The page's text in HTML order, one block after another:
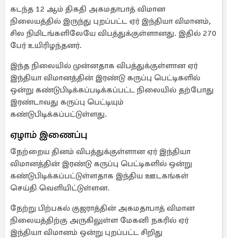
கடந்த 12 ஆம் திகதி அகமதாபாத் விமான
நிலையத்தில் இருந்து புறப்பட்ட ஏர் இந்தியா விமானம்,
சில நிமிடங்களிலேயே விபத்துக்குள்ளானது. இதில் 270
பேர் உயிரிழந்தனர்.
இந்த நிலையில் முன்னதாக விபத்துக்குள்ளான ஏர்
இந்தியா விமானத்தின் இரண்டு கருப்பு பெட்டிகளில்
ஒன்று கண்டுபிடிக்கப்படிக்கப்பட்ட நிலையில் தற்போது
இரண்டாவது கருப்பு பெட்டியும்
கண்டுபிடிக்கப்பட்டுள்ளது.
ஏழாம் இணைப்பு
நேற்றைய தினம் விபத்துக்குள்ளான ஏர் இந்தியா
விமானத்தின் இரண்டு கருப்பு பெட்டிகளில் ஒன்று
கண்டுபிடிக்கப்பட்டுள்ளதாக இந்திய ஊடகங்கள்
செய்தி வெளியிட்டுள்ளன.
நேற்று பிற்பகல் குஜராத்தின் அகமதாபாத் விமான
நிலையத்திற்கு அருகிலுள்ள மேகனி நகரில் ஏர்
இந்தியா விமானம் ஒன்று புறப்பட்ட சிறிது